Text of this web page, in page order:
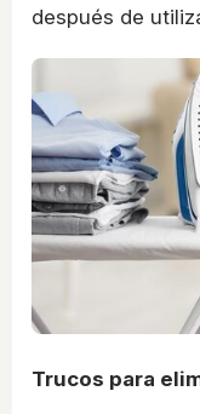
después de
Trucos para